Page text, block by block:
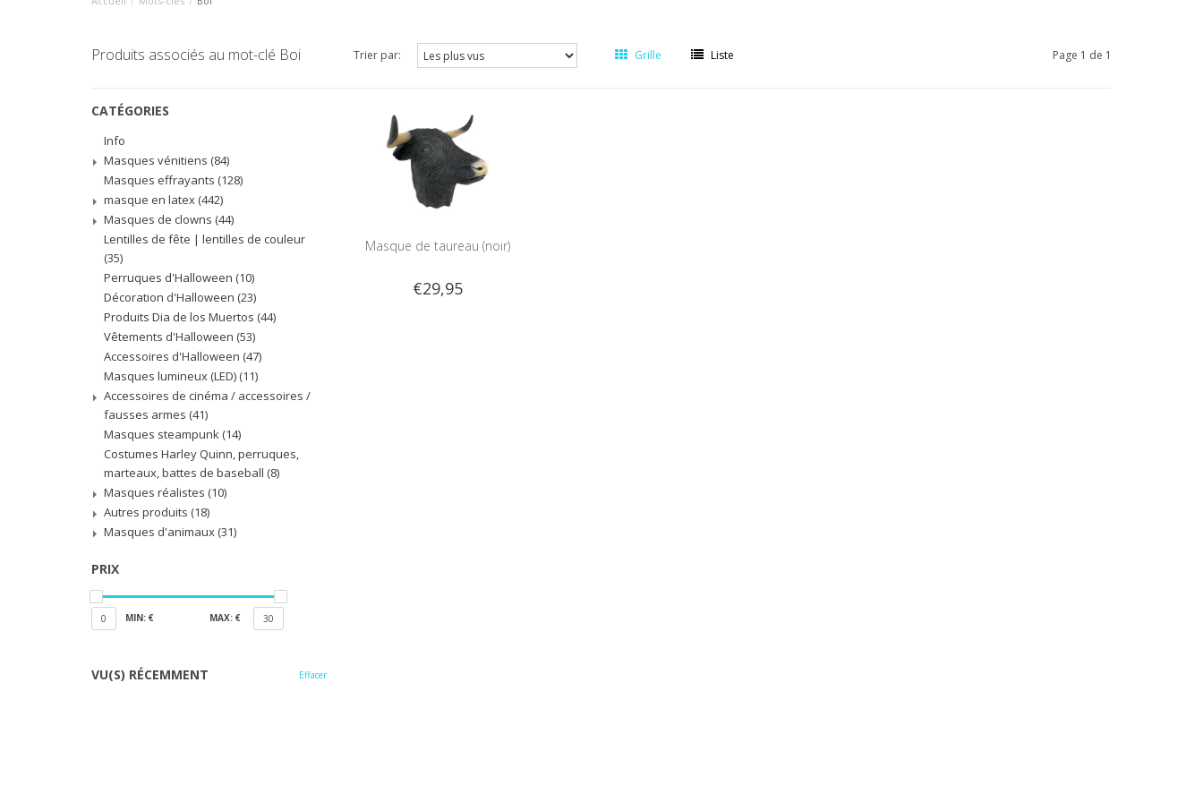
Produits associés au mot-clé Boi Trier par: Grille Liste Page 1 de 1
CATÉGORIES
Info
Masques vénitiens (84)
Masques effrayants (128)
masque en latex (442)
Masques de clowns (44)
Lentilles de fête | lentilles de couleur
(35)
Perruques d'Halloween (10)
Décoration d'Halloween (23)
Produits Dia de los Muertos (44)
Vêtements d'Halloween (53)
Accessoires d'Halloween (47)
Masques lumineux (LED) (11)
Accessoires de cinéma / accessoires /
fausses armes (41)
Masques steampunk (14)
Costumes Harley Quinn, perruques,
marteaux, battes de baseball (8)
Masques réalistes (10)
Autres produits (18)
Masques d'animaux (31)
PRIX
0 MIN: € MAX: € 30
VU(S) RÉCEMMENT Effacer
Masque de taureau (noir)
€29,95